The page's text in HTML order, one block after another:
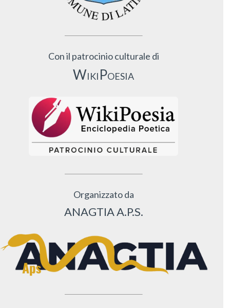
Con il patrocinio culturale di
WikiPoesia
Organizzato da
ANAGTIA A.P.S.